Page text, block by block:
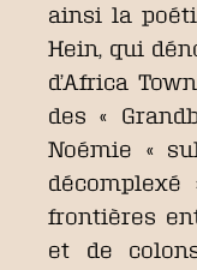
ainsi la
Hein, qui
d’Africa
des «
Noémie «
frontières
et de